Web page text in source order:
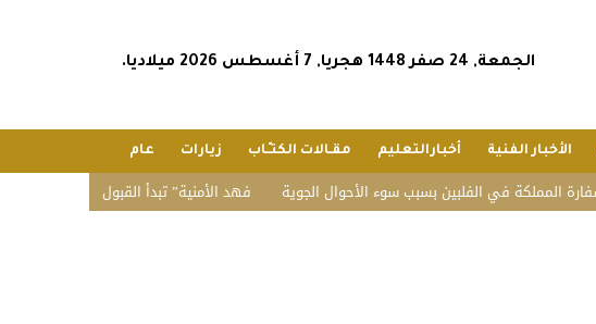
الجمعة, 24 صفر 1448 هجريا, 7 أغسطس 2026 ميلاديا.
الأخبار الفنية أخبارالتعليم مقـالات الكتـّـاب زيارات عام
“فهد الأمنية” تبدأ القبول المبدئي بدورة تأهيل الضباط في الفلبين بسبب سوء الأحوال الجوية